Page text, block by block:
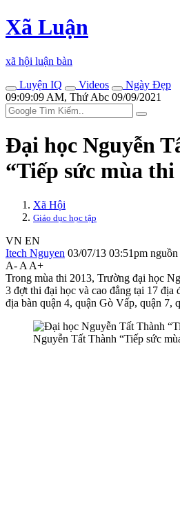
Xã Luận
xã hội luận bàn
Luyện IQ
Videos
Ngày Đẹp
09:09:09 AM, Thứ Abc 09/09/2021
Đại học Nguyễn
“Tiếp sức mùa thi
Xã Hội
Giáo dục học tập
VN EN
Itech Nguyen 03/07/13 03:51pm nguồn
A- A A+
Trong mùa thi 2013, Trường đại học
3 đợt thi đại học và cao đẳng tại 17 địa
địa bàn quận 4, quận Gò Vấp, quận 7,
Nguyễn Tất Thành “Tiếp sức